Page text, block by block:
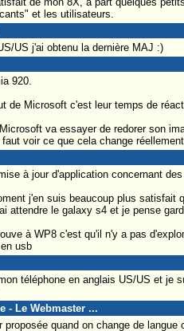
et les utilisateurs.
US j'ai obtenu la dernière MAJ :)
920.
de Microsoft c'est leur temps de
va essayer de redorer son
voir ce que cela change
à jour d'application concernant
j'en suis beaucoup plus satisfait
attendre le galaxy s4 et je pense
à WP8 c'est qu'il n'y a pas
usb
téléphone en anglais US/US et je
- Le Webmaster ...
quand on change de